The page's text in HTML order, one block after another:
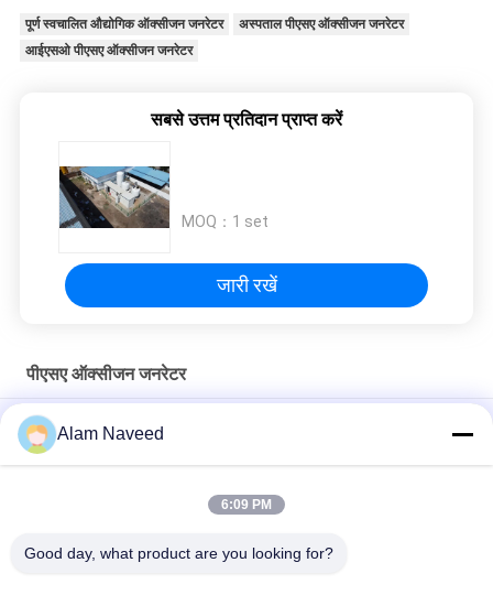
पूर्ण स्वचालित औद्योगिक ऑक्सीजन जनरेटर
अस्पताल पीएसए ऑक्सीजन जनरेटर
आईएसओ पीएसए ऑक्सीजन जनरेटर
सबसे उत्तम प्रतिदान प्राप्त करें
MOQ： 1 set
जारी रखें
पीएसए ऑक्सीजन जनरेटर
औद्योगिक और अस्पताल पीएसए ऑक्सीजन जेनरेटर सिस्टम सीई / आईएसओ /
स्वीकृतAlam Naveed
6:09 PM
Good day, what product are you looking for?